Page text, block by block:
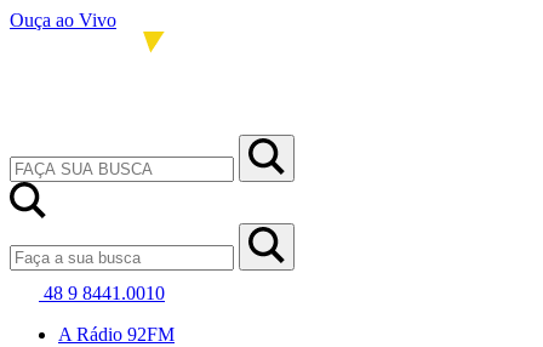
Ouça ao Vivo
48 9 8441.0010
A Rádio 92FM